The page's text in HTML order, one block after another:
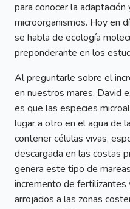
para conocer la
microorganismos. Hoy en
se habla de ecología
preponderante en los
Al preguntarle sobre el
en nuestros mares, David
es que las especies
lugar a otro en el agua de
contener células vivas,
descargada en las costas
genera este tipo de
incremento de fertilizantes
arrojados a las zonas